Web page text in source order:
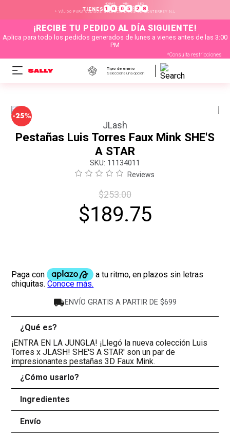
TIENES
HORAS
1 0 :
MIN
0 5 :
SEG
2 8
* VÁLIDO PARA CÓDIGOS SELECCIONADOS DE MONTERREY N.L
¡RECIBE TU PEDIDO AL DÍA SIGUIENTE!
Aplica para todo los pedidos generados de lunes a vienes antes de las 3:00
PM
*Consulta restricciones
Tipo de envío
Selecciona una opción
-25%
JLash
Pestañas Luis Torres Faux Mink SHE'S
A STAR
: 11134011
Reviews
$253.00
$189.75
ENVÍO GRATIS A PARTIR DE $699
¿Qué es?
¡ENTRA EN LA JUNGLA! ¡Llegó la nueva colección Luis
Torres x JLASH! SHE'S A STAR' son un par de
impresionantes pestañas 3D Faux Mink.
¿Cómo usarlo?
Ingredientes
Envío